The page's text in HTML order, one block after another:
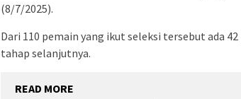
(8/7/2025).
Dari 110 pemain yang ikut seleksi tersebut ada
tahap selanjutnya.
READ MORE